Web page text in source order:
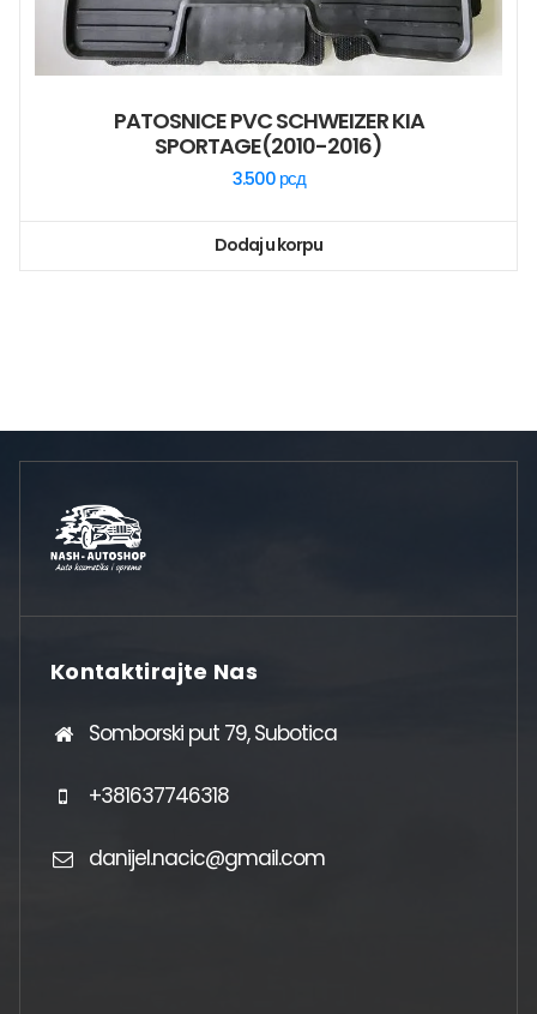
PATOSNICE PVC SCHWEIZER KIA
SPORTAGE(2010-2016)
3.500 рсд
Dodaj u korpu
Kontaktirajte Nas
Somborski put 79, Subotica
+381637746318
danijel.nacic@gmail.com